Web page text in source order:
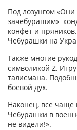
Под лозунгом
зачебурашим»
конфет и
Чебурашки на
Также многие
символикой Z.
талисмана.
боевой дух.
Наконец, все чаще
Чебурашки в
не видели!».